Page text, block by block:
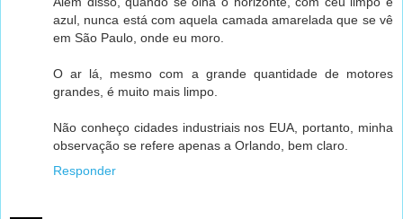
azul, nunca está com aquela camada amarelada que se vê
em São Paulo, onde eu moro.
O ar lá, mesmo com a grande quantidade de motores
grandes, é muito mais limpo.
Não conheço cidades industriais nos EUA, portanto, minha
observação se refere apenas a Orlando, bem claro.
Responder